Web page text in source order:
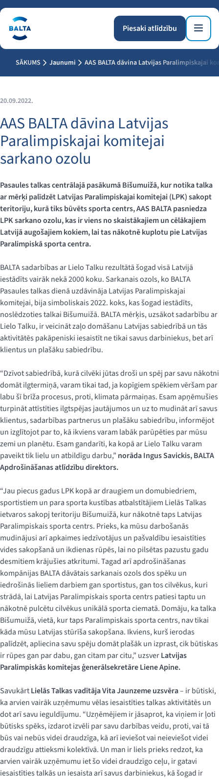
Piesaki atlīdzību
SĀKUMS Jaunumi AAS BALTA dāvina Latvijas Paralimpiskajai
20.09.2022.
AAS BALTA dāvina Latvijas
Paralimpiskajai komitejai
sarkano ozolu
Pasaules talkas centrālajā pasākumā Bišumuižā, kur notika talka
ar mērķi palīdzēt Latvijas Paralimpiskajai komitejai (LPK) sakopt
teritoriju, kurā tiks būvēts sporta centrs, AAS BALTA pasniedza
LPK sarkano ozolu, kas ir viens no skaistākajiem un cēlākajiem
Latvijā augošajiem kokiem, lai tas nākotnē kuplotu pie Latvijas
Paralimpiskā sporta centra.
BALTA sadarbības ar Lielo Talku rezultātā šogad visā Latvijā
iestādīts vairāk nekā 2000 koku. Sarkanais ozols, ko BALTA
Pasaules talkas dienā uzdāvināja Latvijas Paralimpiskajai
komitejai, bija simboliskais 2022. koks, kas šogad iestādīts,
noslēdzoties talkai Bišumuižā. BALTA mērķis, uzsākot sadarbību ar
Lielo Talku, ir veicināt zaļo domāšanu Latvijas sabiedrībā un tās
aktivitātēs pakāpeniski iesaistīt ne tikai savus darbiniekus, bet arī
klientus un plašāku sabiedrību.
“Dzīvot sabiedrībā, kurā cilvēki jūtas droši un spēj par savu nākotni
domāt ilgtermiņā, varam tikai tad, ja kopīgiem spēkiem vēršam par
labu šī brīža procesus, proti, klimata pārmaiņas. Esam apņēmušies
turpināt attīstīties ilgtspējas jautājumos un uz to mudināt arī savus
klientus, sadarbības partnerus un plašāku sabiedrību, informējot
un izglītojot par to, kā ikviens varam labāk parūpēties par mūsu
zemi un planētu. Esam gandarīti, ka kopā ar Lielo Talku varam
paveikt tik lielu un atbildīgu darbu,” norāda Ingus Savickis, BALTA
Apdrošināšanas atlīdzību direktors.
“Jau piecus gadus LPK kopā ar draugiem un domubiedriem,
sportistiem un para sporta kustības atbalstītājiem Lielās Talkas
ietvaros sakopj teritoriju Bišumuižā, kur nākotnē taps Latvijas
Paralimpiskais sporta centrs. Prieks, ka mūsu darbošanās
mudinājusi arī apkaimes iedzīvotājus un pašvaldību iesaistīties
vides sakopšanā un ikdienas rūpēs, lai no pilsētas pazustu gadu
desmitiem krājušies atkritumi. Tagad arī apdrošināšanas
kompānijas BALTA dāvātais sarkanais ozols dos spēku un
iedrošinās lieliem darbiem gan sportistus, gan tos cilvēkus, kuri
strādā, lai Latvijas Paralimpiskais sporta centrs patiesi taptu un
nākotnē pulcētu cilvēkus unikālā sporta ciematā. Domāju, ka talka
Bišumuižā, vietā, kur taps Paralimpiskais sporta centrs, nav tikai
kāda mūsu Latvijas stūrīša sakopšana. Ikviens, kurš ierodas
palīdzēt, apliecina savu spēju domāt plašāk un izprast, cik būtiskas
ir rūpes gan par dabu, gan citam par citu,” uzsverLatvijas
Paralimpiskās komitejas ģenerālsekretāre Liene Apine.
SavukārtLielās Talkas vadītāja Vita Jaunzeme uzsvēra– ir būtiski,
ka arvien vairāk uzņēmumu vēlas iesaistīties talkas aktivitātēs un
dot arī savu ieguldījumu. “Uzņēmējiem ir jāsaprot, ka viņiem ir ļoti
būtisks spēks, izdarot izvēli par savu darbības veidu, proti, vai tā
būs vai nebūs videi draudzīga, kā arī ieviešot vai neieviešot videi
draudzīgu attieksmi kolektīvā. Un man ir liels prieks redzot, ka
arvien vairāk uzņēmumu iet šo videi draudzīgo ceļu, ir gatavi
iesaistīties talkās un iesaista arī savus darbiniekus, kā šogad ir